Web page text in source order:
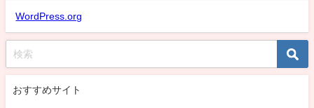
WordPress.org
おすすめサイト